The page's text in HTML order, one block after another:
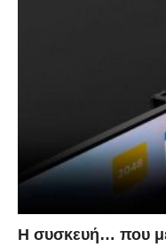
Η συσκευή… που